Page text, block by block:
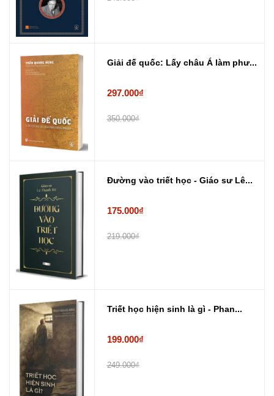
Giải đế quốc: Lấy châu Á làm phư...
297.000₫
350.000₫
Đường vào triết học - Giáo sư Lê...
175.000₫
219.000₫
Triết học hiện sinh là gì - Phan...
199.000₫
249.000₫